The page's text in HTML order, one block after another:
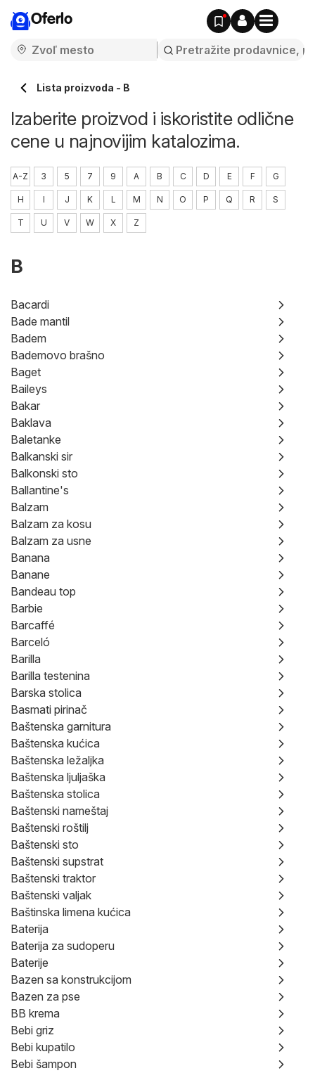
Oferlo
Lista proizvoda - B
Izaberite proizvod i iskoristite odlične
cene u najnovijim katalozima.
A-Z 3 5 7 9 A B C D E F G
H I J K L M N O P Q R S
T U V W X Z
B
Bacardi
Bade mantil
Badem
Bademovo brašno
Baget
Baileys
Bakar
Baklava
Baletanke
Balkanski sir
Balkonski sto
Ballantine's
Balzam
Balzam za kosu
Balzam za usne
Banana
Banane
Bandeau top
Barbie
Barcaffé
Barceló
Barilla
Barilla testenina
Barska stolica
Basmati pirinač
Baštenska garnitura
Baštenska kućica
Baštenska ležaljka
Baštenska ljuljaška
Baštenska stolica
Baštenski nameštaj
Baštenski roštilj
Baštenski sto
Baštenski supstrat
Baštenski traktor
Baštenski valjak
Baštinska limena kućica
Baterija
Baterija za sudoperu
Baterije
Bazen sa konstrukcijom
Bazen za pse
BB krema
Bebi griz
Bebi kupatilo
Bebi šampon